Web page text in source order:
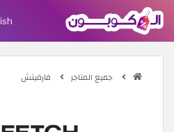
جميع المتاجر فارفيتش